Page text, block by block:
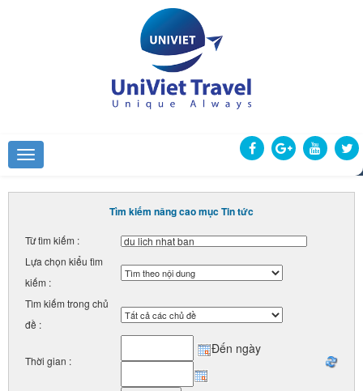
Tìm kiếm nâng cao mục Tin tức
Từ tìm kiếm :
Lựa chọn kiểu tìm
kiếm :
Tìm kiếm trong chủ
đề :
Thời gian :
Đến ngày